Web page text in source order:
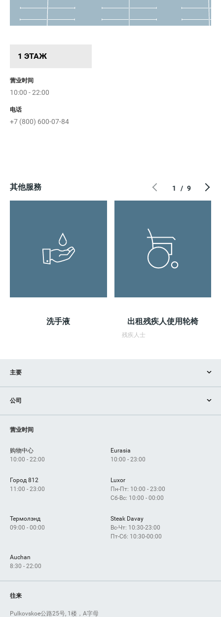
1 ЭТАЖ
营业时间
10:00 - 22:00
电话
+7 (800) 600-07-84
其他服務
洗手液 出租残疾人使用轮椅
残疾人士
1 / 9
主要
服务
設備
公司
营业时间
购物中心
10:00 - 22:00
Eurasia
10:00 - 23:00
Город 812
11:00 - 23:00
Luxor
Пн-Пт: 10:00 - 23:00
Сб-Вс: 10:00 - 00:00
Термолэнд
09:00 - 00:00
Steak Davay
Вс-Чт: 10:30-23:00
Пт-Сб: 10:30-00:00
Auchan
8:30 - 22:00
往来
Pulkovskoe公路25号, 1楼，A字母